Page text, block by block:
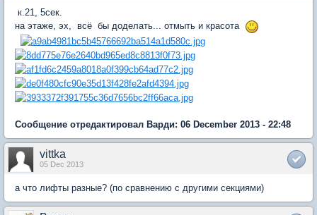
к.21, 5сек.
на этаже, эх, всё бы доделать... отмыть и красота
Сообщение отредактировал Варди: 06 December 2013 - 22:48
vittka
05 Dec 2013
а что лифты разные? (по сравнению с другими секциями)